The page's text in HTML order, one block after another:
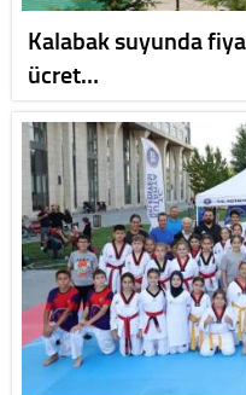
Kalabak suyunda
ücret…